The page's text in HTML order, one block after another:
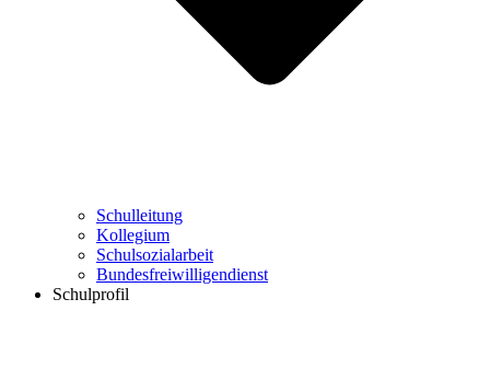
Schulleitung
Kollegium
Schulsozialarbeit
Bundesfreiwilligendienst
Schulprofil